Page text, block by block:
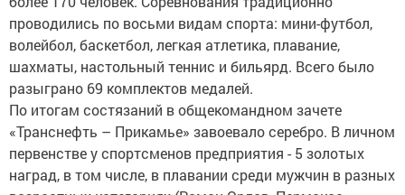
проводились по восьми видам спорта: мини-футбол,
волейбол, баскетбол, легкая атлетика, плавание,
шахматы, настольный теннис и бильярд. Всего было
разыграно 69 комплектов медалей.
По итогам состязаний в общекомандном зачете
«Транснефть – Прикамье» завоевало серебро. В личном
первенстве у спортсменов предприятия - 5 золотых
наград, в том числе, в плавании среди мужчин в разных
возрастных категориях (Роман Орлов, Пермское